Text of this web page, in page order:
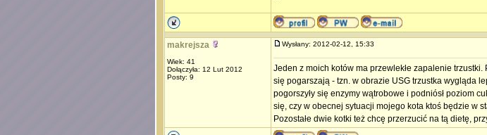
makrejsza
Wiek: 41
Dołączyła: 12 Lut 2012
Posty: 9
Wysłany: 2012-02-12, 15:33
Jeden z moich kotów ma przewlekłe zapalenie
się pogarszają - tzn. w obrazie USG trzustka wygląda
pogorszyły się enzymy wątrobowe i podniósł poziom
się, czy w obecnej sytuacji mojego kota ktoś będzie w
Pozostałe dwie kotki też chcę przerzucić na tą dietę,